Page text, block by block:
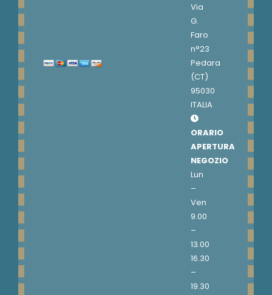
Via
G.
Faro
n°23
Pedara
(CT)
95030
ITALIA
ORARIO
APERTURA
NEGOZIO
Lun
–
Ven
9.00
–
13.00
16.30
–
19.30